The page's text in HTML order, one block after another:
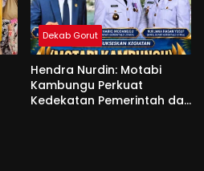
Dekab Gorut
Hendra Nurdin: Motabi
Kambungu Perkuat
Kedekatan Pemerintah dan